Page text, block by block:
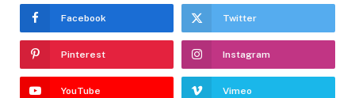
Facebook Twitter
Pinterest Instagram
YouTube Vimeo